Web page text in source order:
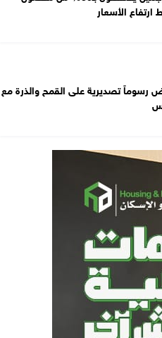
الأسعار
رسوماً تصديرية على القمح والذرة مع